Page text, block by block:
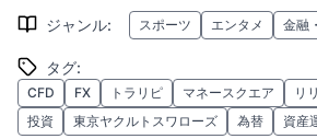
ジャンル: スポーツ エンタメ 金融
タグ:
CFD FX トラリピ マネースクエア リ
投資
東京ヤクルトスワローズ 為替 資産